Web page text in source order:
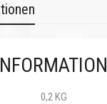
0,2 KG